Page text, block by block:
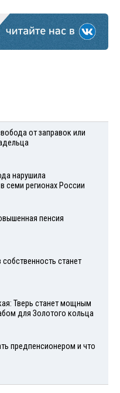
от заправок или
нарушила
семи регионах России
пенсия
станет
Тверь станет мощным
для Золотого кольца
предпенсионером и что